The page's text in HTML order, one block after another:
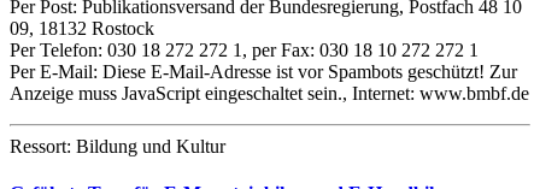
Per Post: Publikationsversand der Bundesregierung, Postfach 48 10
09, 18132 Rostock
Per Telefon: 030 18 272 272 1, per Fax: 030 18 10 272 272 1
Per E-Mail: Diese E-Mail-Adresse ist vor Spambots geschützt! Zur
Anzeige muss JavaScript eingeschaltet sein., Internet: www.bmbf.de
Ressort: Bildung und Kultur